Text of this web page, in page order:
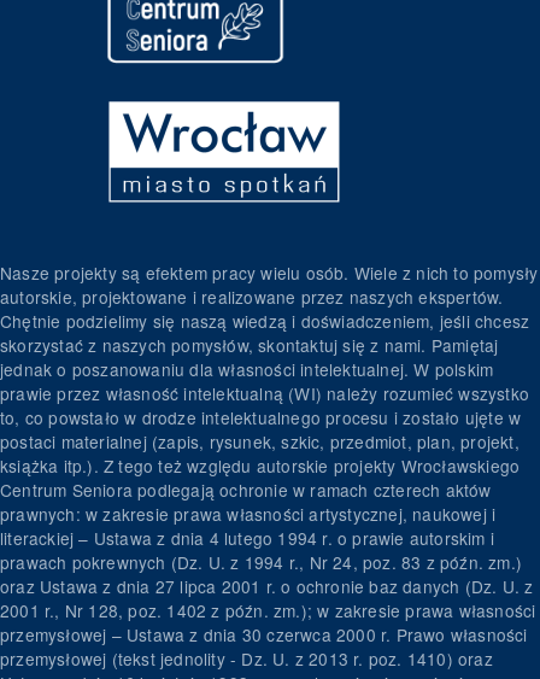
Nasze projekty są efektem pracy wielu osób. Wiele z nich to pomysły
autorskie, projektowane i realizowane przez naszych ekspertów.
Chętnie podzielimy się naszą wiedzą i doświadczeniem, jeśli chcesz
skorzystać z naszych pomysłów, skontaktuj się z nami. Pamiętaj
jednak o poszanowaniu dla własności intelektualnej. W polskim
prawie przez własność intelektualną (WI) należy rozumieć wszystko
to, co powstało w drodze intelektualnego procesu i zostało ujęte w
postaci materialnej (zapis, rysunek, szkic, przedmiot, plan, projekt,
książka itp.). Z tego też względu autorskie projekty Wrocławskiego
Centrum Seniora podlegają ochronie w ramach czterech aktów
prawnych: w zakresie prawa własności artystycznej, naukowej i
literackiej – Ustawa z dnia 4 lutego 1994 r. o prawie autorskim i
prawach pokrewnych (Dz. U. z 1994 r., Nr 24, poz. 83 z późn. zm.)
oraz Ustawa z dnia 27 lipca 2001 r. o ochronie baz danych (Dz. U. z
2001 r., Nr 128, poz. 1402 z późn. zm.); w zakresie prawa własności
przemysłowej – Ustawa z dnia 30 czerwca 2000 r. Prawo własności
przemysłowej (tekst jednolity - Dz. U. z 2013 r. poz. 1410) oraz